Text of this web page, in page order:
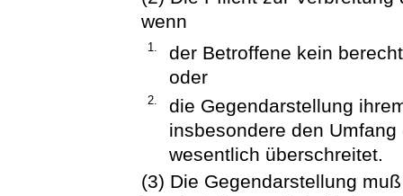
wenn
1.
der Betroffene kein
oder
2.
die Gegendarstellung
insbesondere den
wesentlich überschreitet.
(3) Die Gegendarstellung